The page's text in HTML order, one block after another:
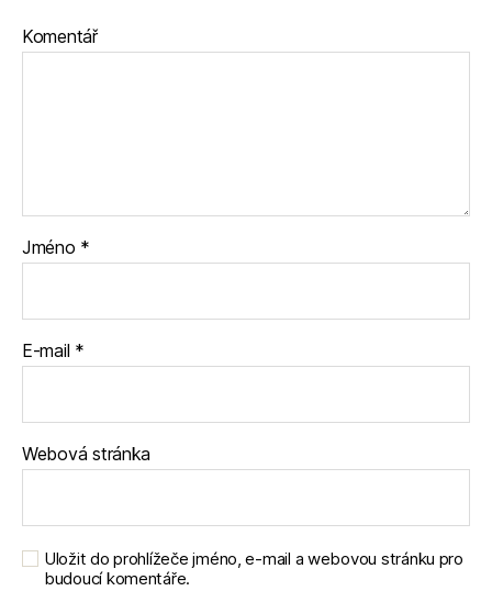
Komentář
Jméno *
E-mail *
Webová stránka
Uložit do prohlížeče jméno, e-mail a webovou stránku pro
budoucí komentáře.